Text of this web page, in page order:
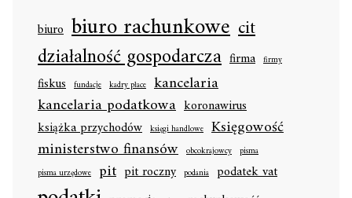
biuro biuro rachunkowe cit
działalność gospodarcza firma firmy
fiskus fundacje kadry płace kancelaria
kancelaria podatkowa koronawirus
książka przychodów księgi handlowe Księgowość
ministerstwo finansów obcokrajowcy pisma
pisma urzędowe pit pit roczny podania podatek vat